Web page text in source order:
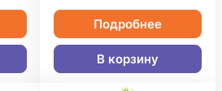
Подробнее
В корзину